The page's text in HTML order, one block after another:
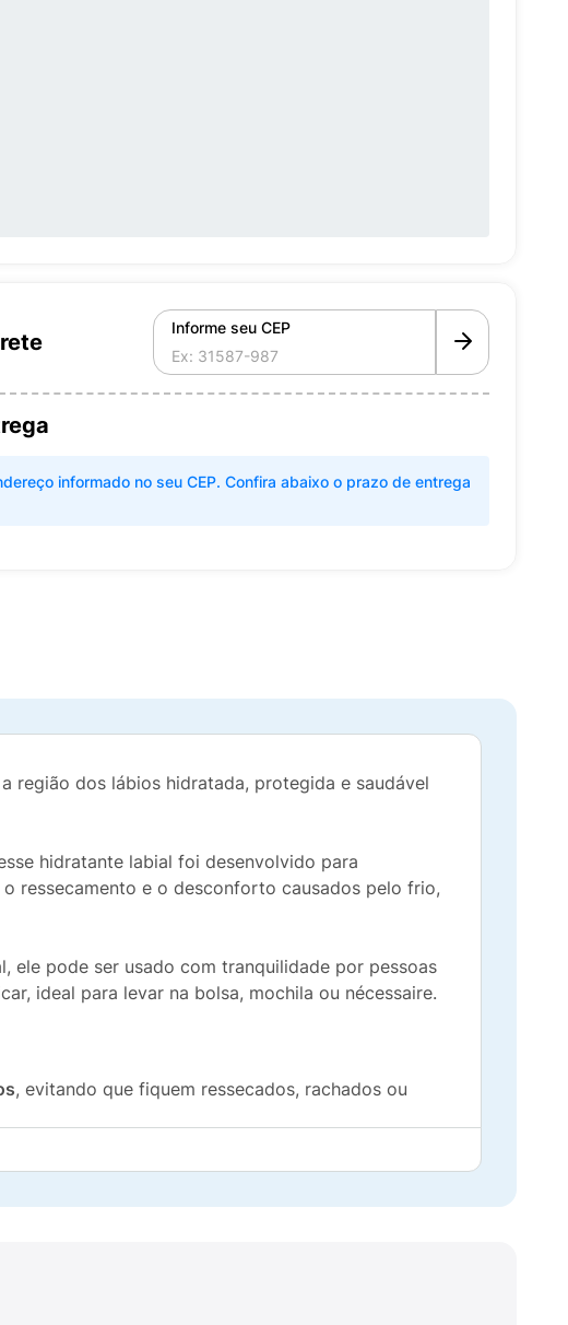
Informe seu CEP
informado no seu CEP. Confira abaixo o prazo de entrega
região dos lábios hidratada, protegida e saudável
hidratante labial foi desenvolvido para
ressecamento e o desconforto causados pelo frio,
ele pode ser usado com tranquilidade por pessoas
ideal para levar na bolsa, mochila ou nécessaire.
, evitando que fiquem ressecados, rachados ou
secos, e melhora visivelmente o aspecto da pele